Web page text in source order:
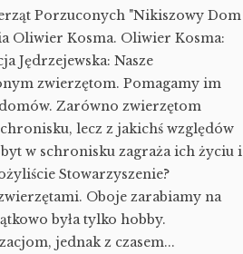
Porzuconych "Nikiszowy Dom
Oliwier Kosma. Oliwier Kosma:
Jędrzejewska: Nasze
zwierzętom. Pomagamy im
Zarówno zwierzętom
lecz z jakichś względów
w schronisku zagraża ich życiu i
Stowarzyszenie?
Oboje zarabiamy na
była tylko hobby.
jednak z czasem...